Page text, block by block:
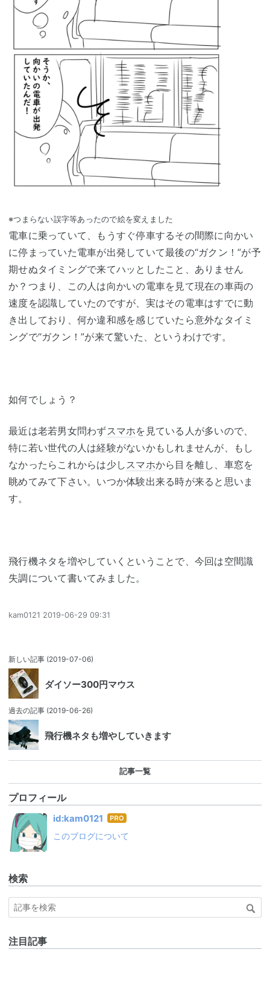
※つまらない誤字等あったので絵を変えました
電車に乗っていて、もうすぐ停車するその間際に向かい
に停まっていた電車が出発していて最後の“ガクン！”が予
期せぬタイミングで来てハッとしたこと、ありません
か？つまり、この人は向かいの電車を見て現在の車両の
速度を認識していたのですが、実はその電車はすでに動
き出しており、何か違和感を感じていたら意外なタイミ
ングで“ガクン！”が来て驚いた、というわけです。
如何でしょう？
最近は老若男女問わずスマホを見ている人が多いので、
特に若い世代の人は経験がないかもしれませんが、もし
なかったらこれからは少しスマホから目を離し、車窓を
眺めてみて下さい。いつか体験出来る時が来ると思いま
す。
飛行機ネタを増やしていくということで、今回は空間識
失調について書いてみました。
kam0121 2019-06-29 09:31
新しい記事 (2019-07-06)
ダイソー300円マウス
過去の記事 (2019-06-26)
飛行機ネタも増やしていきます
記事一覧
プロフィール
id:kam0121 はて
ログ
このブログについて
検索
注目記事